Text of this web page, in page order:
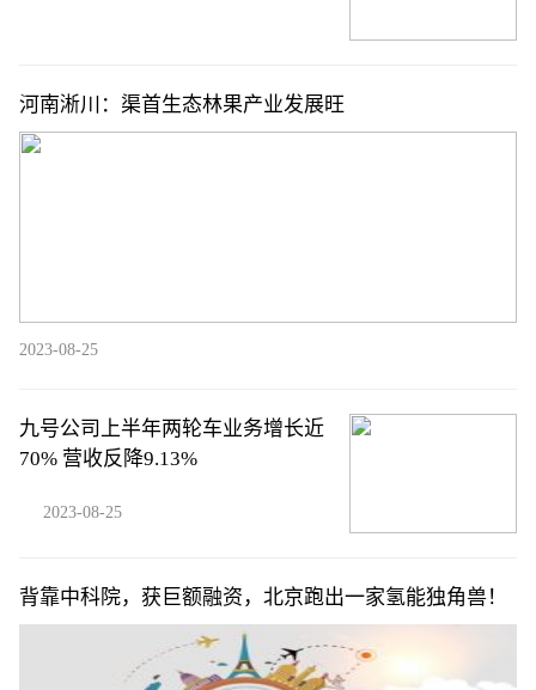
河南淅川：渠首生态林果产业发展旺
2023-08-25
九号公司上半年两轮车业务增长近
70% 营收反降9.13%
2023-08-25
背靠中科院，获巨额融资，北京跑出一家氢能独角兽！